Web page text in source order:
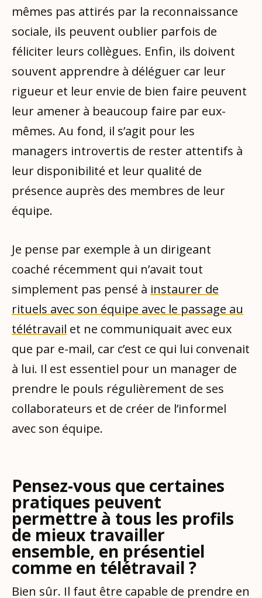
mêmes pas attirés par la reconnaissance
sociale, ils peuvent oublier parfois de
féliciter leurs collègues. Enfin, ils doivent
souvent apprendre à déléguer car leur
rigueur et leur envie de bien faire peuvent
leur amener à beaucoup faire par eux-
mêmes. Au fond, il s’agit pour les
managers introvertis de rester attentifs à
leur disponibilité et leur qualité de
présence auprès des membres de leur
équipe.
Je pense par exemple à un dirigeant
coaché récemment qui n’avait tout
simplement pas pensé à instaurer de
rituels avec son équipe avec le passage au
télétravail et ne communiquait avec eux
que par e-mail, car c’est ce qui lui convenait
à lui. Il est essentiel pour un manager de
prendre le pouls régulièrement de ses
collaborateurs et de créer de l’informel
avec son équipe.
Pensez-vous que certaines
pratiques peuvent
permettre à tous les profils
de mieux travailler
ensemble, en présentiel
comme en télétravail ?
Bien sûr. Il faut être capable de prendre en